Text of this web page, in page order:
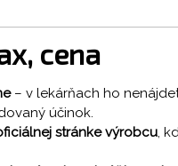
cena
– v lekárňach ho
účinok.
stránke výrobcu,